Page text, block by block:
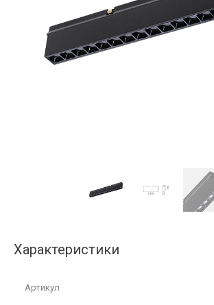
Характеристики
Артикул